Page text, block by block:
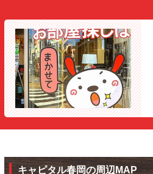
キャピタル春岡の周辺MAP